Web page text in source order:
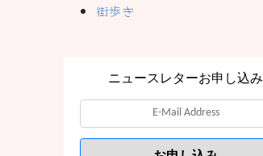
街歩き
ニュースレターお申し込み